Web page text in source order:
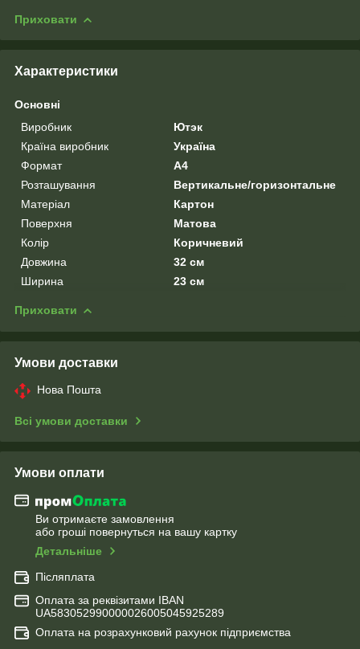
Приховати
Характеристики
Основні
Виробник
Ютэк
Країна виробник
Україна
Формат
A4
Розташування
Вертикальне/горизонтальне
Матеріал
Картон
Поверхня
Матова
Колір
Коричневий
Довжина
32 см
Ширина
23 см
Приховати
Умови доставки
Нова Пошта
Всі умови доставки
Умови оплати
Ви отримаєте замовлення
або гроші повернуться на вашу картку
Детальніше
Післяплата
Оплата за реквізитами IBAN
UA583052990000026005045925289
Оплата на розрахунковий рахунок підприємства